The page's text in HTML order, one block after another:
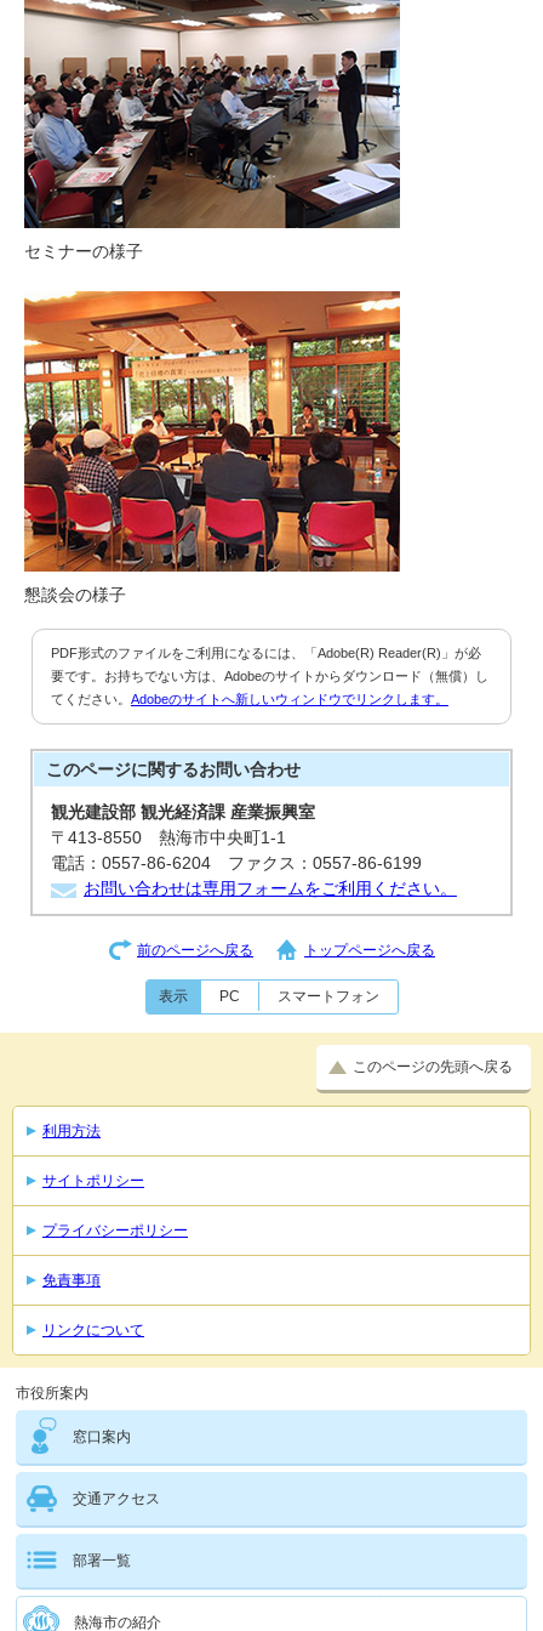
セミナーの様子
懇談会の様子
PDF形式のファイルをご利用になるには、「Adobe(R) Reader(R)」が必
要です。お持ちでない方は、Adobeのサイトからダウンロード（無償）し
てください。 Adobeのサイトへ新しいウィンドウでリンクします。
このページに関するお問い合わせ
観光建設部 観光経済課 産業振興室
〒413-8550 熱海市中央町1-1
電話：0557-86-6204 ファクス：0557-86-6199
お問い合わせは専用フォームをご利用ください。
前のページへ戻る トップページへ戻る
表示 PC スマートフォン
このページの先頭へ戻る
利用方法
サイトポリシー
プライバシーポリシー
免責事項
リンクについて
市役所案内
窓口案内
交通アクセス
部署一覧
熱海市の紹介